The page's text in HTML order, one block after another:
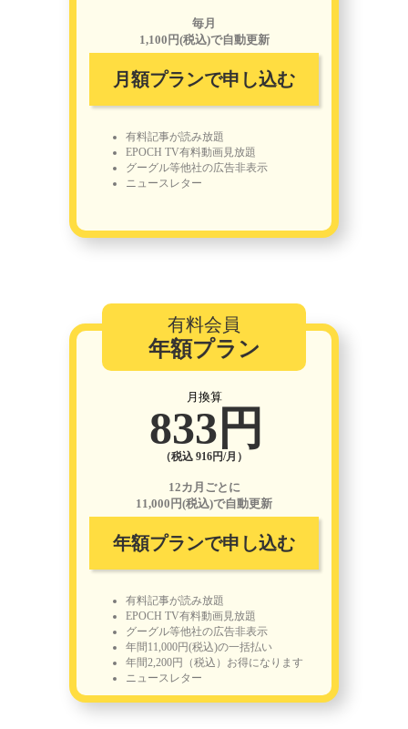
毎月
1,100円(税込)で自動更新
月額プランで申し込む
有料記事が読み放題
EPOCH TV有料動画見放題
グーグル等他社の広告非表示
ニュースレター
有料会員
年額プラン
月換算
833円
（税込 916円/月）
12カ月ごとに
11,000円(税込)で自動更新
年額プランで申し込む
有料記事が読み放題
EPOCH TV有料動画見放題
グーグル等他社の広告非表示
年間11,000円(税込)の一括払い
年間2,200円（税込）お得になります
ニュースレター